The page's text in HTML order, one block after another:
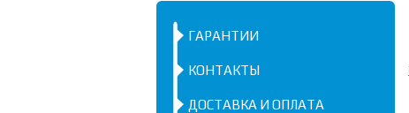
ГАРАНТИИ
КОНТАКТЫ
ДОСТАВКА И ОПЛАТА